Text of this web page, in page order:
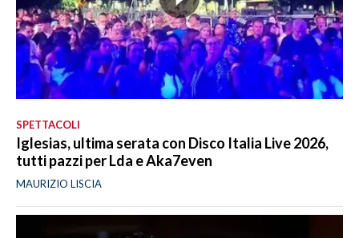
SPETTACOLI
Iglesias, ultima serata con Disco Italia Live 2026,
tutti pazzi per Lda e Aka7even
MAURIZIO LISCIA